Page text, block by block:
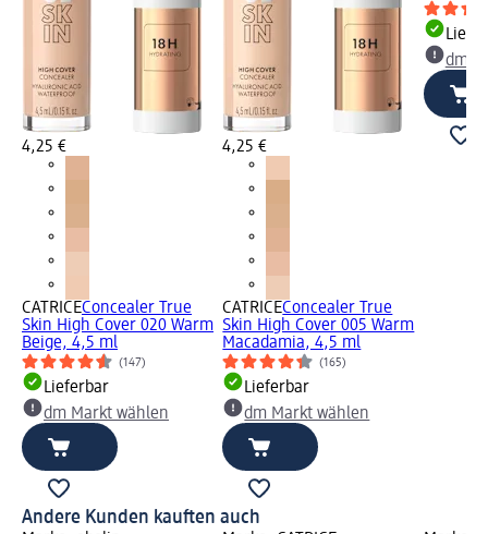
4,25 €
CATRICEConcealer True
Skin High Cover 020 Warm
Beige, 4,5 ml
(147)
Lieferbar
dm Markt wählen
4,25 €
CATRICEConcealer True
Skin High Cover 005 Warm
Macadamia, 4,5 ml
(165)
Lieferbar
dm Markt wählen
dm
Andere Kunden kauften auch